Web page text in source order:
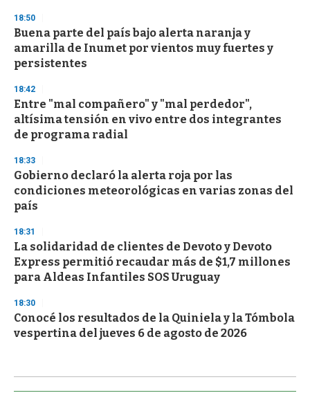
18:50
Buena parte del país bajo alerta naranja y
amarilla de Inumet por vientos muy fuertes y
persistentes
18:42
Entre "mal compañero" y "mal perdedor",
altísima tensión en vivo entre dos integrantes
de programa radial
18:33
Gobierno declaró la alerta roja por las
condiciones meteorológicas en varias zonas del
país
18:31
La solidaridad de clientes de Devoto y Devoto
Express permitió recaudar más de $1,7 millones
para Aldeas Infantiles SOS Uruguay
18:30
Conocé los resultados de la Quiniela y la Tómbola
vespertina del jueves 6 de agosto de 2026